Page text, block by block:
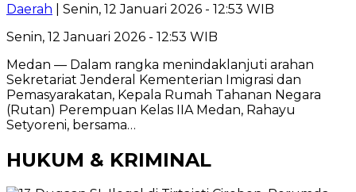
Daerah | Senin, 12 Januari 2026 - 12:53 WIB
Senin, 12 Januari 2026 - 12:53 WIB
Medan — Dalam rangka menindaklanjuti arahan
Sekretariat Jenderal Kementerian Imigrasi dan
Pemasyarakatan, Kepala Rumah Tahanan Negara
(Rutan) Perempuan Kelas IIA Medan, Rahayu
Setyoreni, bersama…
HUKUM & KRIMINAL